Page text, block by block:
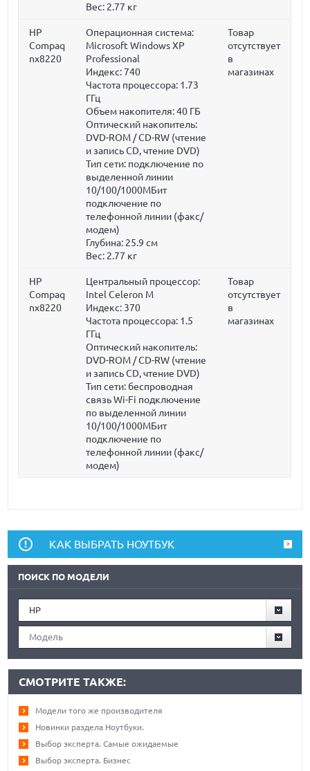
Вес: 2.77 кг
HP
Compaq
nx8220
Операционная система:
Microsoft Windows XP
Professional
Индекс: 740
Частота процессора: 1.73
ГГц
Объем накопителя:40 ГБ
Оптический накопитель:
DVD-ROM / CD-RW (чтение
и запись CD, чтение DVD)
Тип сети: подключение по
выделенной линии
10/100/1000МБит
подключение по
телефонной линии (факс/
модем)
Глубина: 25.9 см
Вес: 2.77 кг
Товар
отсутствует
в
магазинах
HP
Compaq
nx8220
Центральный процессор:
Intel Celeron M
Индекс: 370
Частота процессора: 1.5
ГГц
Оптический накопитель:
DVD-ROM / CD-RW (чтение
и запись CD, чтение DVD)
Тип сети: беспроводная
связь Wi-Fi подключение
по выделенной линии
10/100/1000МБит
подключение по
телефонной линии (факс/
модем)
Товар
отсутствует
в
магазинах
КАК ВЫБРАТЬ НОУТБУК
ПОИСК ПО МОДЕЛИ
HP
Модель
СМОТРИТЕ ТАКЖЕ:
Модели того же производителя
Новинки раздела Ноутбуки.
Выбор эксперта. Самые ожидаемые
Выбор эксперта. Бизнес